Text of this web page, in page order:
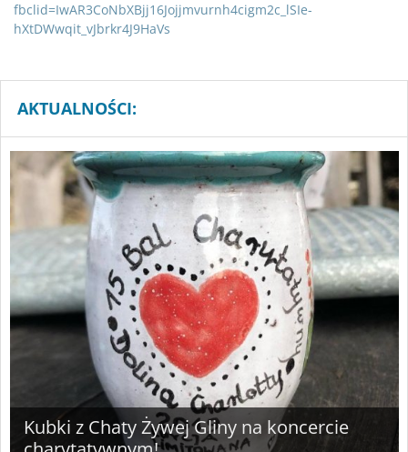
fbclid=IwAR3CoNbXBjj16Jojjmvurnh4cigm2c_lSIe-
hXtDWwqit_vJbrkr4J9HaVs
AKTUALNOŚCI:
Kubki z Chaty Żywej Gliny na koncercie